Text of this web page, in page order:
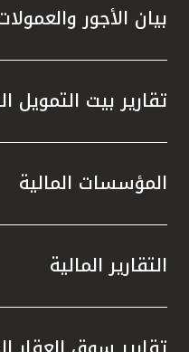
بيان الأجور
تقارير بيت التمويل
المؤسسات المالية
التقارير المالية